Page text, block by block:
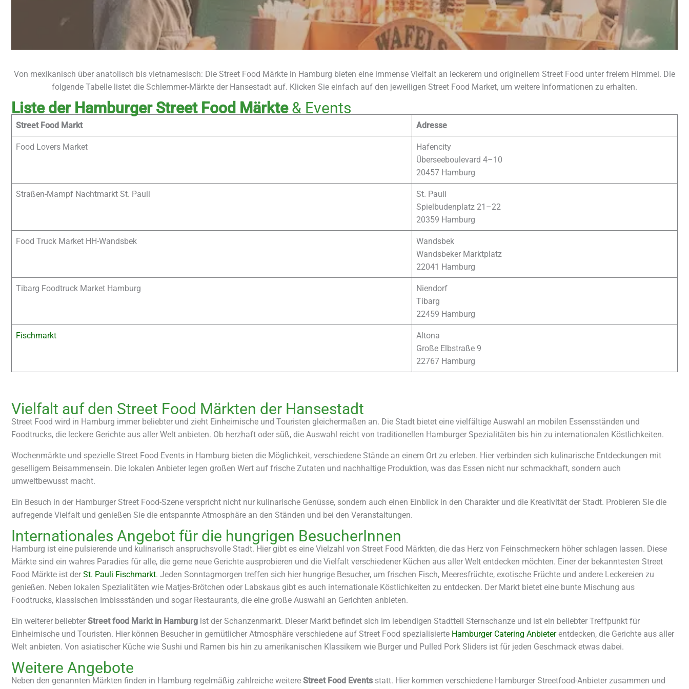
Von mexikanisch über anatolisch bis vietnamesisch: Die Street Food Märkte in Hamburg bieten eine immense Vielfalt an leckerem und originellem Street Food unter freiem Himmel. Die
folgende Tabelle listet die Schlemmer-Märkte der Hansestadt auf. Klicken Sie einfach auf den jeweiligen Street Food Market, um weitere Informationen zu erhalten.
Liste der Hamburger Street Food Märkte& Events
Street Food Markt Adresse
Food Lovers Market
Hafencity
Überseeboulevard 4–10
20457 Hamburg
Straßen-Mampf Nachtmarkt St. Pauli
St. Pauli
Spielbudenplatz 21–22
20359 Hamburg
Food Truck Market HH-Wandsbek
Wandsbek
Wandsbeker Marktplatz
22041 Hamburg
Tibarg Foodtruck Market Hamburg
Niendorf
Tibarg
22459 Hamburg
Fischmarkt
Altona
Große Elbstraße 9
22767 Hamburg
Vielfalt auf den Street Food Märkten der Hansestadt
Street Food wird in Hamburg immer beliebter und zieht Einheimische und Touristen gleichermaßen an. Die Stadt bietet eine vielfältige Auswahl an mobilen Essensständen und
Foodtrucks, die leckere Gerichte aus aller Welt anbieten. Ob herzhaft oder süß, die Auswahl reicht von traditionellen Hamburger Spezialitäten bis hin zu internationalen Köstlichkeiten.
Wochenmärkte und spezielle Street Food Events in Hamburg bieten die Möglichkeit, verschiedene Stände an einem Ort zu erleben. Hier verbinden sich kulinarische Entdeckungen mit
geselligem Beisammensein. Die lokalen Anbieter legen großen Wert auf frische Zutaten und nachhaltige Produktion, was das Essen nicht nur schmackhaft, sondern auch
umweltbewusst macht.
Ein Besuch in der Hamburger Street Food-Szene verspricht nicht nur kulinarische Genüsse, sondern auch einen Einblick in den Charakter und die Kreativität der Stadt. Probieren Sie die
aufregende Vielfalt und genießen Sie die entspannte Atmosphäre an den Ständen und bei den Veranstaltungen.
Internationales Angebot für die hungrigen BesucherInnen
Hamburg ist eine pulsierende und kulinarisch anspruchsvolle Stadt. Hier gibt es eine Vielzahl von Street Food Märkten, die das Herz von Feinschmeckern höher schlagen lassen. Diese
Märkte sind ein wahres Paradies für alle, die gerne neue Gerichte ausprobieren und die Vielfalt verschiedener Küchen aus aller Welt entdecken möchten. Einer der bekanntesten Street
Food Märkte ist der St. Pauli Fischmarkt. Jeden Sonntagmorgen treffen sich hier hungrige Besucher, um frischen Fisch, Meeresfrüchte, exotische Früchte und andere Leckereien zu
genießen. Neben lokalen Spezialitäten wie Matjes-Brötchen oder Labskaus gibt es auch internationale Köstlichkeiten zu entdecken. Der Markt bietet eine bunte Mischung aus
Foodtrucks, klassischen Imbissständen und sogar Restaurants, die eine große Auswahl an Gerichten anbieten.
Ein weiterer beliebter Street food Markt in Hamburg ist der Schanzenmarkt. Dieser Markt befindet sich im lebendigen Stadtteil Sternschanze und ist ein beliebter Treffpunkt für
Einheimische und Touristen. Hier können Besucher in gemütlicher Atmosphäre verschiedene auf Street Food spezialisierte Hamburger Catering Anbieterentdecken, die Gerichte aus aller
Welt anbieten. Von asiatischer Küche wie Sushi und Ramen bis hin zu amerikanischen Klassikern wie Burger und Pulled Pork Sliders ist für jeden Geschmack etwas dabei.
Weitere Angebote
Neben den genannten Märkten finden in Hamburg regelmäßig zahlreiche weitere Street Food Events statt. Hier kommen verschiedene Hamburger Streetfood-Anbieter zusammen und